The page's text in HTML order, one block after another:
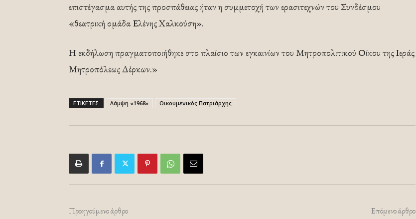
επιστέγασμα αυτής της προσπάθειας ήταν η συμμετοχή των ερασιτεχνών του Συνδέσμου
«θεατρική ομάδα Ελένης Χαλκούση».
Η εκδήλωση πραγματοποιήθηκε στο πλαίσιο των εγκαινίων του Μητροπολιτικού Οίκου της Ιεράς
Μητροπόλεως Δέρκων.»
ΕΤΙΚΕΤΕΣ Λάμψη «1968» Οικουμενικός Πατριάρχης
Προηγούμενο άρθρο Επόμενο άρθρο